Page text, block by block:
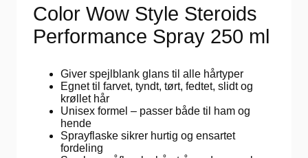
Color Wow Style Steroids
Performance Spray 250 ml
Giver spejlblank glans til alle hårtyper
Egnet til farvet, tyndt, tørt, fedtet, slidt og
krøllet hår
Unisex formel – passer både til ham og
hende
Sprayflaske sikrer hurtig og ensartet
fordeling